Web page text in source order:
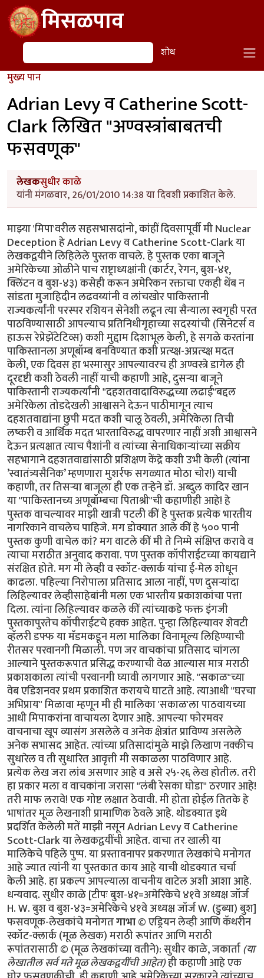
Skip to main contentमिसळपाव
शोध शोध
मुख्य पान
Adrian Levy व Catherine Scott-
Clark लिखित "अण्वस्त्रांबाबतची
फसवणूक"
लेखकसुधीर काळे
यांनी मंगळवार, 26/01/2010 14:38 या दिवशी प्रकाशित केले.
माझ्या 'मिपा'वरील सहसभासदांनो, कांहीं दिवसापूर्वी मी Nuclear
Deception हे Adrian Levy व Catherine Scott-Clark या
लेखकद्वयीने लिहिलेले पुस्तक वाचले. हे पुस्तक एका बाजूने
अमेरिकेच्या ओळीने पाच राष्ट्राध्यक्षांनी (कार्टर, रेगन, बुश-४१,
क्लिंटन व बुश-४३) कसेही करून अमेरिकन रक्ताचा एकही थेंब न
सांडता मुजाहिदीन लढवय्यांनी व लांचखोर पाकिस्तानी
राज्यकर्त्यांनी परस्पर रशियन सेनेशी लढून त्या सैन्याला स्वगृही परत
पाठविण्यासाठी आपल्याच प्रतिनिधीगृहाच्या सदस्यांची (सिनेटर्स व
हाऊस रेप्रेझेंटेटिव्स) कशी मुद्दाम दिशाभूल केली, हे सगळे करतांना
पाकिस्तानला अणूबॉम्ब बनविण्यात कशी प्रत्य्क्ष-अप्रत्य्क्ष मदत
केली, एक दिवस हा भस्मासुर आपल्यावरच ही अण्वस्त्रे डागेल ही
दूरदृष्टी कशी ठेवली नाहीं याची कहाणी आहे, दुसर्‍या बाजूने
पाकिस्तानी राज्यकर्त्यांनी "दहशतवादाविरुद्धच्या लढाई"बद्दल
अमेरिकेला तोडदेखली आश्वासने देऊन पाठीमागून त्याच
दहशतवाद्यांना छुपी मदत कशी चालू ठेवली, अमेरिकेला तिची
लष्करी व आर्थिक मदत भारताविरुद्ध वापरणार नाहीं अशी आश्वासने
देऊन प्रत्यक्षात त्याच पैशांनी व त्यांच्या सेनाधिकार्‍यांच्या सक्रीय
सहभागाने दहशतवाद्यांसाठी प्रशिक्षण केंद्रे कशी उभी केली (त्यांना
’स्वातंत्र्यसैनिक’ म्हणणारा मुशर्रफ सगळ्यात मोठा चोर!) याची
कहाणी, तर तिसर्‍या बाजूला ही एक तर्‍हेने डॉ. अब्दुल कादिर खान
या "पाकिस्तानच्य अणूबॉम्बचा पिताश्री"ची कहाणीही आहे! हे
पुस्तक वाचल्यावर माझी खात्री पटली कीं हे पुस्तक प्रत्येक भारतीय
नागरिकाने वाचलेच पाहिजे. मग डोक्यात आले कीं हे ५०० पानी
पुस्तक कुणी वाचेल कां? मग वाटले कीं मी ते निम्मे संक्षिप्त करावे व
त्याचा मराठीत अनुवाद करावा. पण पुस्तक कॉपीराईटच्या कायद्याने
संरक्षित होते. मग मी लेव्ही व स्कॉट-क्लार्क यांचा ई-मेल शोधून
काढला. पहिल्या निरोपाला प्रतिसाद आला नाहीं, पण दुसर्‍यांदा
लिहिल्यावर लेव्हीसाहेबांनी मला एक भारतीय प्रकाशकांचा पत्ता
दिला. त्यांना लिहिल्यावर कळले कीं त्यांच्याकडे फक्त इंगजी
पुस्तकापुरतेच कॉपीराईटचे हक्क आहेत. पुन्हा लिहिल्यावर शेवटी
व्हॅलरी डफ्फ या मॅडमकडून मला मालिका विनामूल्य लिहिण्याची
रीतसर परवानगी मिळाली. पण जर वाचकांचा प्रतिसाद चांगला
आल्याने पुस्तकरूपात प्रसिद्ध करण्याची वेळ आल्यास मात्र मराठी
प्रकाशकाला त्यांची परवानगी घ्यावी लागणार आहे. "सकाळ"च्या
वेब एडिशनवर प्रथम प्रकाशित करायचे घाटते आहे. त्याआधी "घरचा
अभिप्राय" मिळावा म्हणून मी ही मालिका 'सकाळ'ला पाठवायच्या
आधी मिपाकरांना वाचायला देणार आहे. आपल्या फोरमवर
वाचनाचा खूप व्यासंग असलेले व अनेक क्षेत्रांत प्राविण्य असलेले
अनेक सभासद आहेत. त्यांच्या प्रतिसादांमुळे माझे लिखाण नक्कीच
सुधारेल व ती सुधारित आवृत्ती मी सकाळला पाठविणार आहे.
प्रत्येक लेख जरा लांब असणार आहे व असे २५-२६ लेख होतील. तरी
हा प्रकार मला व वाचकांना जरासा "लंबी रेसका घोडा" ठरणार आहे!
तरी माफ लरावे! एक गोष्ट लक्षात ठेवावी. मी होता होईल तितके हे
भाषांतर मूळ लेखनाशी प्रामाणिक ठेवले आहे. थोडक्यात इथे
प्रदर्शित केलेली मतें माझी नसून Adrian Levy व Catherine
Scott-Clark या लेखकद्वयींची आहेत. वाचा तर खाली या
मालिकेचे पहिले पुष्प. या प्रस्तावनापर प्रकरणात लेखकांचे मनोगत
आहे ज्यात त्यांनी या पुस्तकात काय आहे याची थोडक्यात चर्चा
केली आहे. हा प्रकल्प आपल्याला वाचनीय वाटेल अशी आशा आहे.
धन्यवाद. सुधीर काळे [टीपः बुश-४१=अमेरिकेचे ४१वे अध्यक्ष जॉर्ज
H. W. बुश व बुश-४३=अमेरिकेचे ४१वे अध्यक्ष जॉर्ज W. (डुब्या) बुश]
फसवणूक-लेखकांचे मनोगतगाभा© एड्रियन लेव्ही आणि कॅथरीन
स्कॉट-क्लार्क (मूळ लेखक) मराठी रूपांतर आणि मराठी
रूपांतरासाठी © (मूळ लेखकांच्या वतीने): सुधीर काळे, जकार्ता(या
लेखातील सर्व मते मूळ लेखकद्वयींची आहेत)ही कहाणी आहे एक घोर फसवणूकीची. ही कहाणी आहे अमेरिकेच्या सरकारने त्यांच्याच निर्वाचित (अमेरिकन) लोकप्रतिनिधींची (व सार्‍या जगाचीच) कशी घोर फसवणूक केली त्याची, ज्या कृत्यांचे गंभीर परिणाम कदाचित कांहीं पिढ्यांनतर आपल्याला कळू लागतील. ही कहाणी आहे अमेरिकन नेत्यांच्या नैतिक अध:पाताची, त्यांच्या कवडीमोलाच्या तारतम्यबुद्धीची, अपुर्‍या पर्यवेक्षणाची, त्यांच्याभोवतीच्या सतत बदलणार्‍या जागतिक स्थितीबद्दलच्या माहितीची निष्काळजीपणाने व आळशीपणाने केलेल्या विश्लेषणांची/पृथक्करणांची! या चुकांचा गंभीर परिणाम होणार आहे आपल्या भोवतालचे जग आणखी अस्थिर होण्यात! या चुका करून अमेरिकन व पश्चिम युरोपियन नेतृत्वाने जागतिक धर्मयुद्ध पुकारणार्‍या शक्तींच्या हातात जणू एक नवे कोलीतच दिले आहे. याची सर्वप्रथम प्रचीती आली ४ फेब्रूवारी २००४ रोजी! या दिवशी पाकिस्तानचे सर्वात आदरणीय व गौरवप्राप्त शास्त्रज्ञ डॉ. अब्दुल कादीर खान पाकिस्तान चित्रवाणीच्या पडद्यावर सार्‍या पाकिस्तानी जनतेला दिसले. डॉ. खान हे नेहमीच रहस्याच्या पडद्याआड असत कारण ते तीस वर्षाहून जास्त काळ पाकिस्तानच्या अण्वस्त्रनिर्मितीच्या "गुपचुप" कार्यक्रमात गुंतलेले होते. उर्दू भाषेतली त्यांची भाषणे सर्वसाधारणपणे सार्‍या पाकिस्तानी जनतेला समजत व ती सारे लोक त्यांच्या प्रत्येक शब्दाकडे लक्ष देऊन ऐकतही. पण आज पाकिस्तानी सरकारने जाहीर केले होते कीं ते त्यांच्या चुकांची कबूली देणार आहेत. कदाचित त्यामुळे असेल. पण आज त्यांचे भाषण त्यांच्या देशबांधवांना सहज समजणार्‍या उर्दू भाषेत न होता सार्‍या जगाला समजणार्‍या इंग्रजी भाषेत झाले. "माझ्या प्रिय बंधू-भगिनींनो" अशी सुरुवात करून त्यांनी स्वत:च्या अनधिकृत अण्वस्त्रप्रसाराबद्दलच्या हालचालींची माहिती दिल्यावर समारोप करतांना ते म्हणाले "अल्ला पाकिस्तानला सुरक्षित ठेवो, पाकिस्तान अमर असो"! त्यांचे भाषण संपताक्षणी पाकिस्तानी लष्कराने डॉ खान यांनी प्रे. बुश ज्यांना "अनिष्ट राष्ट्रांचा अक्ष" म्हणत (Axis of Evil) त्या उत्तर कोरिया, इराण व लिबिया या अशा गिर्‍हाइकांसाठी एकट्याने हा अण्वस्त्रप्रसाराचा काळा बाजार कसा चालवला होता याची माहिती दिली. या घटनेनंतर पाकिस्तानला अण्वस्त्रें बनवायला सहाय्य करून अमेरिकेने सार्‍या जगाची कशी फसवणूक केली हे पहिल्यांदाच जगाच्या निदर्शनाला आले. अण्वस्त्रप्रसाराबद्दल कुप्रसिद्ध असलेल्या व "टायफॉइड मेरी" या (अपमानास्पद) टोपणनावाने ओळखल्या जाणार्‍या डॉ खाननी अशी कबूली का दिली याबाबत सार्‍या जगात तावातावाने तर्क-कुतर्क सुरू झाले. कुणाला वाटले की त्यांच्या राजकीय किंवा धार्मिक श्रद्धांमुळे दिली, कुणाला वाटले की स्वत:ची इभ्रत वाढविण्यासाठी व स्थान बळकट करण्यासाठी? कुणा बदमाष राजवटीसाठी? अफगाणिस्तानमधील जिहाद्यांसाठी? ओसामा बिन लादेनसाठी? कीं युरोप-अमेरिकेत अणूबॉम्ब उडवू पहाणार्‍या अतिरेक्यांच्या टोळ्यांसाठी? अनेक वृत्तपत्रांत आलेल्या अग्रलेखांत कुणाच्या फायद्यासाठी त्यांनी हा कबूलीजबाब दिला असावा याबाबतही तर्‍हेतर्‍हेच्या अटकळी प्रसिद्ध झाल्या. प्रेसिडेंट जॉर्ज बुश यांनीही या फसवणुकीला जणू संमतीच दिली. कांहीं दिवसांनंतर ते म्हणाले, "खान यांनी त्यांचे सारे गुन्हे मान्य केले आहेत आणि त्यांचे या गुन्ह्यातील सहकारी आता या धंद्यातून बाहेर फेकले गेले आहेत. खान व त्यांचे छोटे टोळके अतीशय धक्कादायक गुन्ह्यांबद्दल दोषी आहेत. पण त्यांच्यावर खटला घालायची गरज दिसत नाहीं. बुश पुढे म्हणाले, "प्रेसिडेंट मुशर्रफ यांनी मला आश्वासन दिले आहे कीं ते खान यांच्या जालाबद्दलची (network) सर्व माहिती अमेरिकन सरकारला देतील व तो देश (पाकिस्तान) अशा अण्वस्त्रप्रसाराच्या मुळाशी असू दिला जाणार नाहीं." पाकिस्तान सरकारचे या घटनेवर इतके पूर्ण नियंत्रण आहे कीं खान व त्यांच्या सहकारी शास्त्रज्ञांना अमेरिकेत खटला घालण्यासाठी अमेरिकेच्या किंवा इतर पाश्चात्य राष्ट्रांच्या स्वाधीन करण्याची गरज नाहीं. सत्य परिस्थिती तर अशी होती कीं खान यांची कबूली एक दिशाभूल करण्यासाठी दिलेली कॢप्तीच होती. अण्वस्त्रांची काळी बाजारपेठ खान यांच्या नियंत्रणाखाली चालली तर होतीच, पण जाहीर व खासगी वक्तव्यात फरक असा होता कीं अशा तर्‍हेचा काळा बाजार एका व्यक्तीचे काम नव्हते तर हे काम एका राष्ट्राच्या (पाकिस्तानच्या) परराष्ट्रनीतीचा भाग होता व त्याचे पर्यवेक्षण पाकिस्तानी लष्करी अधिकार्‍यांची टोळी करत होती. वर हे राष्ट्र अमेरिकेच्या अतिरेक्यांविरुद्धच्या लढाईतील एक महत्वाचे दोस्त राष्ट्र म्हणून दुटप्पीपणे मिरवत होते. तीसेक वर्षें लागोपाठ सत्तेवर आलेल्या अमेरिकन सरकारांनी, मग ती रिपब्लिकन पक्षाची असोत किंवा डेमोक्रॅटिक पक्षाची असोत, तसेच इंग्लंड व इतर पाश्चात्य युरोपियन राष्ट्रांनी पाकिस्तानला अतीशय मर्यादित प्रसारण असलेले व निषिद्ध असे अण्वस्त्रांबद्दलचे तंत्रज्ञान मिळवू दिले होते. एका अनर्थपूर्ण युगात पाकिस्तानने हे निषिद्ध तंत्रज्ञान कसे अनिष्ट राष्ट्रांना विकण्यात पुढाकार घेतला ही माहिती महत्वाची सरकारी साधने चुकीच्या दिशेने वापरून व आधीचे नियम रद्दबातल करून सर्वांपासून लपवून ठेवली. गुप्त माहिती मिळवण्याच्या क्रियेचीही धार बोथट करण्यात आली आणि परराष्ट्रखाते व संरक्षणखाते यासारख्या सरकारी खात्यांना जणू वेढून राष्ट्राध्यक्षांच्या तत्वांना पाठिंबा देण्यास, प्रतिनिधीसभेला डावलण्यास व देशाचे कायदे मोडण्यास भाग पाडण्यात आले होते. अमेरिकेच्या परराष्ट्रखात्याचा प्रवक्ता रिचर्ड बाऊचर याने डॉ खान प्रकरण म्हणजे पाकिस्तानी हुकूमशहा/राष्ट्राध्यक्ष मुशर्रफ यांच्या कसोटीचा क्षण असे वर्णन केले आहे. खान हे सर्व देशाचा मानबिंदू होते व त्यांचे नाव काढताच पाकिस्तानी नागरिकांची छाती गर्वाने फुगायची. पाकिस्तानला शिवणाच्या धारदार सुयासुद्धा बनवता येत नाहींत अशी मल्लीनाथी करणार्‍या डॉ खान यांनी अतीशय आधुनिक तंत्रज्ञानाचा वापर करून भारताच्या कुठल्याही शहरावर हल्ला करू शकणारी अण्वस्त्रे मोठ्या प्रमाणावर बनविण्याची एक "असेंब्ली लाईन" उभी केली व त्यांना पाकिस्तानी जनतेनेच "अणूबॉम्बचे पिताश्री" हा जणू एक किताबच दिला. फारच थोड्या लोकांना हे माहीत आहे की डॉ खान हे या अण्वस्त्र-उत्पादनाच्या प्रकल्पात अपघातानेच शिरले. पाकिस्तानात योग्यशी नोकरी न मिळाल्यामुळे ते चिडून उच्च शिक्षणासाठी युरोपला गेले व एका विश्वविद्यालयात प्रवेश मिळविण्याच्या रांगेत उभे असताना ’हेनी’ नावाच्या एका डच मुलीच्या प्रेमात पडले व तिच्याशी विवाहबद्ध झाले. एका गोर्‍या बाईचे पति म्हणून त्यांना एरवी मिळाली नसती अशी अतीशय संवेदनशील अशा गोपनीय क्षेत्रात भाषांतरकाराची नोकरी मिळाली व अण्वस्त्रांबद्दलची अतीशय गुप्त अशी माहिती त्यांच्या नजरेखालून जाऊ लागली. त्याचे महत्व समजल्यामुळे त्यांनी ती सर्व कागदपत्रे व ड्रॉइंग्ज चोरली व त्या कागदपत्रांनी भरलेले तीन पेटारे घेऊन ते पाकिस्तानात परत आले. जुल्फिकार अली भुत्तो यांच्या प्रोत्साहनाने ते अणूबॉम्ब बनवायच्या प्रोजेक्टचे प्रमुख झाले व मग त्या क्षेत्रात त्यांची व पाकिस्तानची प्रगती सुरू झाली. त्यानंतर पुढच्या वर्षापासून पाकिस्तानी अधिकारी व पाकिस्तानी दलाल/एजंट यांनी युरोप व उत्तर अमेरिकेत त्यांना हव्या असलेल्या यंत्रसामुग्री व इतर वस्तूंची जोरदार खरेदी सुरू केली. डॉ. खान हे सूत्रधाराचे व वेगवेगळ्या गटांमधील समन्वय ठेवण्याचे काम पहात होते व पश्चिम युरोपीमधील गुपचुपपणे अणूबॉम्ब बनविण्याचा कार्यक्रम राबवणार्‍या कंपन्यांतील वैज्ञानिक, कारखानदार, इंजिनियर व धातुशास्त्रज्ञ यांच्याबरोबरील मैत्री आणखी जवळची करून व त्यांच्याशी वागताना अतीशय गोडीगुलाबीचा वापर करून व त्यांच्यावर आपल्या गोड बोलण्याने एक तर्‍हेची छाप किंवा मोहिनी टाकून अशी सामग्री मिळवण्याच्या वाटेतील अडचणी दूर करत होते. जेंव्हा १९७७ साली भुत्तोंची पंतप्रधानपदावरून उचलबांगडी झाली, तेंव्हा हा अणूप्रकल्प नवे हुकूमशहा ज. झिया उल हक यांच्या अखत्यारीतील सैनिकी विभागाकडे जावा अशी अमेरिकन गुप्तचर संघटना सी.आय.ए.ची इच्छा होती. त्यामुळे खान यांचे जगभरच्या खरेदीमध्ये गुंतलेले गट पाकिस्तानी लष्करशहा व पाकिस्तानी गुप्तचर संघटना आय. एस. आय. यांच्या हुकुमाखाली आले. (म्हणजेच अमेरिकन गुप्तचर संघटना सी.आय.ए.ला या अणूबॉम्ब प्रकल्पाची कल्पना १९७७ पासून होती) पण तसे असले तरी पाकिस्तानच्या अणूबॉम्ब प्रकल्पाबद्दल जास्त माहिती असणे हे तोट्याचे ठरू लागले. जिमी कार्टर हे १९७७ सालची राष्ट्रपतीपदाची निवडणूक जिंकून अधिकारावर आले तेंव्हा जगातली अण्वस्त्रें कमी करायची हे ध्येय समोर ठेवूनच ते अधिकारावर आले होते. पण त्यांचे राष्ट्रीय सुऱक्षा सल्लागार बिन्यू ब्रेझिंस्की (Zbigniew Brzezinski) यांनी त्यांना त्यांची दिशा बदलायचा सल्ला दिला. पाकिस्तान हे राष्ट्र साम्यवादाविरुद्धच्या लढाईतील एक धक्काप्रतिबंधक (buffer) म्हणून उपयुक्त राष्ट्र असल्याचा कार्टर यांना सल्ला देण्यात आला व पाकिस्तानला या कामात राजी-खुषी सामील करून घेण्यासाठी त्या राष्ट्राचे मन वळविण्याचाही त्यांना सल्ला दिला. झियाच्या मनसुब्याला छुपा पाठिंबा देऊन मग त्याच्या मोबदल्यात अण्वस्त्रे बनवायची ही योजना होती! पाकिस्तानने जर रशियाचा प्रतिकार केला तर त्यांच्या अण्वस्त्रें बनविण्याच्या प्रकल्पाकडे अमेरिका दुर्ल़क्ष करेल असेही ज. झियांना सांगण्यात आले. १९८० साली कार्टर यांच्या जागी रेगन आले व त्यांनी कार्टर यांच्या अण्वस्त्रप्रसारबंदीच्या कार्यक्रमाला केरात काढले. राष्ट्रीय सुरक्षा समिती व सल्लागार यांचेही अवमूल्यन करण्यात आले व विल्यम केसी यांच्या नेतृत्वाखाली सी.आय.ए. ही संघटना सर्वेसर्वा झाली आणि गुप्तहेरखाते एक माहितीचे साधनच न रहाता ते एक प्रे. रेगन यांच्या धोरणाच्या समर्थनार्थ वापरायचे एक हत्यार बनले. त्यापाठोपाठ अमेरिकन अधिकारी पैसे घेऊन इस्लामाबादला पोचले व बरोबर हाही निरोप घेऊन आले कीं अमेरिका पाकिस्तानच्या वाढत्या अण्वस्त्रें बनविण्याच्या प्रकल्पाकडे काणाडोळा करेल. पण पुढे जसजसे पाकिस्तानच्या अण्वस्त्रनिर्मितीच्या प्रकल्पाचे रोपटे भराभर वाढू लागले तसतसे तो प्रकल्प गुप्त ठेवणे अवघड जाऊ लागले. प्रे. रेगन यांनी आशावादावर आधारित आक्रमकपणे तह/करार करण्याचा पायंडा मरगळलेल्या वॉशिंग्टनला आणला, पण उपयुक्ततेच्या व सोयीच्या तत्वावर जे परराष्ट्र धोरण सुरू केले गेले त्याचे रूपांतर झपाट्याने एका षड्यंत्रात झाले ज्यात अमेरिकेचे परराष्ट्रखातेही सामील झाले व पाकिस्तानच्या अण्वस्त्र-प्रकल्पाबद्दलच्या गुप्त बातम्यावर जे विरोध करतील त्यांच्या कामात अडथळेही आणू लागले. या सावळ्या गोंधळात पाकिस्तानने १९८३ साली स्फोटकें न वापरता केलेली अण्वस्त्रांची चांचणी (cold-testing), एवढेच नव्हे तर स्फोटकांसह चीनच्या मदतीने १९८४ साली केलेली चांचणीही (hot-testing) गुप्त ठेवण्यात अमेरिकेला यश मिळाले. पाकिस्तान व चीन या देशांमधील अण्वस्त्र-संबंधांना खोल गाडून टाकण्यातही रेगनच्या अधिकार्‍यांना यश मिळाले. यात चीनकडून मिळालेली बॉम्बची ड्रॉइंग्स, रेडियो आयसोटोप्स व इतर "हवी ती व हवी तितकी" तांत्रिक मदत यांचाही समावेश होता. याच्या मोबदल्यात चिनी आण्विक ऊर्जा कंत्राटदारांकडून अमेरिकन कंपन्यांनी कोट्यानुकोटी डॉलर्सची कंत्राटे मिळविली. जेंव्हा प्रे. रेगन यांची कारकीर्द १९८९ साली संपली तेंव्हा पाकिस्तानकडे चांचणी केलेली व वापरता येण्याजोगी अण्वस्त्रे होती. व या अस्त्रांच्या निर्मितीचा बहुतांश खर्च अमेरिकेकडून ’मदत’ म्हणून मिळालेल्या पैशातूनच झाला होता कारण ’मदत’ म्हणून मिळालेल्या पुंजीतले अब्जावधी डॉलर्स पाकिस्तानच्या लष्करशहांनी या कामाकडे वळविले होते. अमेरिकेच्या पेंटॅगॉनमधील अधिकारी पाकिस्तानचे रक्षक/वॉचमन ठरले. त्यांनी गुप्तहेरखात्यांचे अहवाल आपल्याला हवे तसे पुन्हा लिहिवले ज्यात पाकिस्तानच्या या अण्वस्त्रक्षमतेबद्दल जाणून-बुजून आहे त्यापेक्षा कमी आहे असे दाखविले गेले. तेही अशा वेळी कीं इस्लामाबाद व दिल्ली यांच्यातला संघर्ष अगदी निकरावर आला होत